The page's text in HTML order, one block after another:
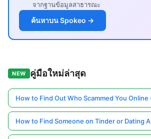
จากฐานข้อมูลสาธารณะ
ค้นหาบน Spokeo →
NEW คู่มือใหม่ล่าสุด
How to Find Out Who Scammed You
How to Find Someone on Tinder or Dating